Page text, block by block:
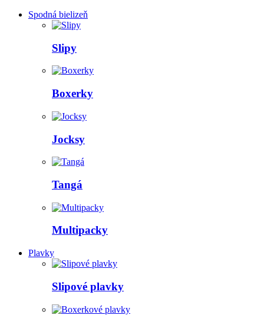
Spodná bielizeň
Slipy
Boxerky
Jocksy
Tangá
Multipacky
Plavky
Slipové plavky